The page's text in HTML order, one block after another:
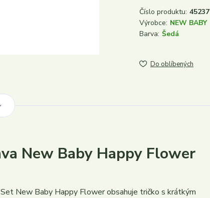
Číslo produktu: 45237
Výrobce: NEW BABY
Barva: Šedá
Do oblíbených
New Baby Happy Flower
Set New Baby Happy Flower obsahuje tričko s krátkým